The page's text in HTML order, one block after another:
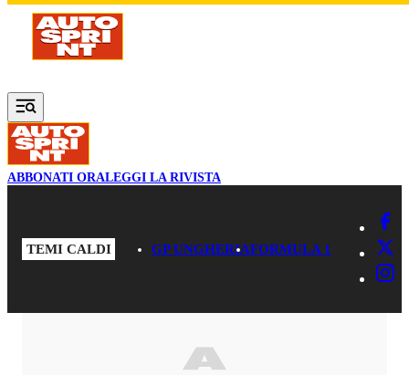
Vai al contenuto principale
ABBONATI ORALEGGI LA RIVISTA
TEMI CALDI GP UNGHERIAFORMULA 1